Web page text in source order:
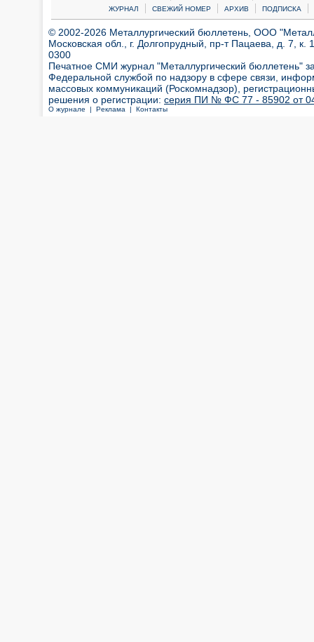
ЖУРНАЛ | СВЕЖИЙ НОМЕР | АРХИВ | ПОДПИСКА |
© 2002-2026 Металлургический бюллетень, ООО
Московская обл., г. Долгопрудный, пр-т Пацаева, д. 7,
0300
Печатное СМИ журнал "Металлургический бюллетень"
Федеральной службой по надзору в сфере связи,
массовых коммуникаций (Роскомнадзор),
решения о регистрации: серия ПИ № ФС 77 - 85902 от 04
О журнале | Реклама | Контакты